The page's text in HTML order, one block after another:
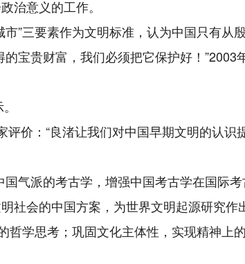
治意义的工作。
”三要素作为文明标准，认为中国只有从
宝贵财富，我们必须把它保护好！
价：“良渚让我们对中国早期文明的认识
气派的考古学，增强中国考古学在国际
会的中国方案，为世界文明起源研究作
哲学思考；巩固文化主体性，实现精神上